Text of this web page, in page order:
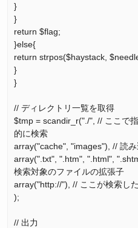
}
}
return $flag;
}else{
return strpos($haystack,
}
}
// ディレクトリ一覧を取得
$tmp = scandir_r("./", // ここで
的に検索
array("cache", "images"), // 読
array(".txt", ".htm", ".html",
検索対象のファイルの拡張子
array("http://"), // ここが検索し
);
// 出力